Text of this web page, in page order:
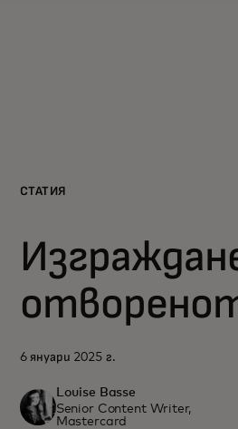
СТАТИЯ
6 януари 2025 г.
Louise Basse
Senior Content Writer,
Mastercard